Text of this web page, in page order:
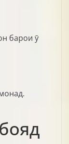
барои ӯ